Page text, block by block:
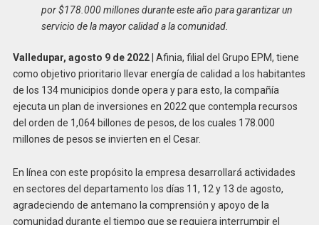
por $178.000 millones durante este año para garantizar un
servicio de la mayor calidad a la comunidad.
Valledupar, agosto 9 de 2022| Afinia, filial del Grupo EPM, tiene
como objetivo prioritario llevar energía de calidad a los habitantes
de los 134 municipios donde opera y para esto, la compañía
ejecuta un plan de inversiones en 2022 que contempla recursos
del orden de 1,064 billones de pesos, de los cuales 178.000
millones de pesos se invierten en el Cesar.
En línea con este propósito la empresa desarrollará actividades
en sectores del departamento los días 11, 12 y 13 de agosto,
agradeciendo de antemano la comprensión y apoyo de la
comunidad durante el tiempo que se requiera interrumpir el